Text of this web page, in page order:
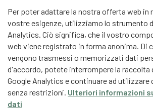
Per poter adattare la nostra offerta web in
vostre esigenze, utilizziamo lo strumento
Analytics. Ciò significa, che il vostro
web viene registrato in forma anonima. Di
vengono trasmessi o memorizzati dati
d'accordo, potete interrompere la raccolta
Google Analytics e continuare ad
senza restrizioni. Ulteriori informazioni
dati
Partner
Partner di contenuti
Scuola universitaria federale